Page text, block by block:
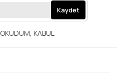
Kaydet
OKUDUM, KABUL